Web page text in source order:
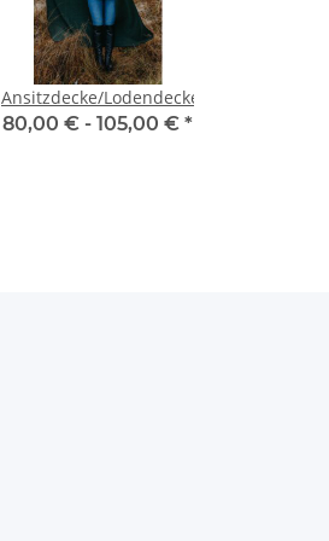
Ansitzdecke/Lodendecke
80,00 € - 105,00 € *